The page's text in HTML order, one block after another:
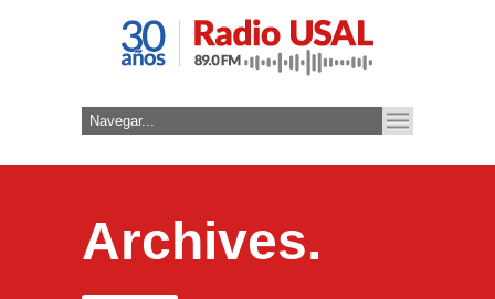
Archives.